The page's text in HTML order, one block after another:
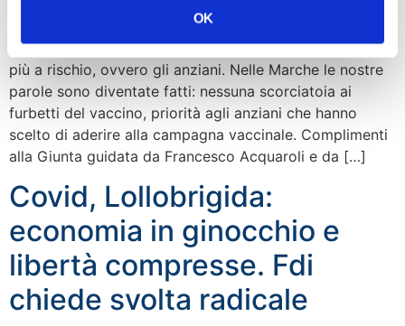
OK
«Sin dall’inizio della pandemia abbiamo detto che
bisognava intervenire per mettere in sicurezza le fasce
più a rischio, ovvero gli anziani. Nelle Marche le nostre
parole sono diventate fatti: nessuna scorciatoia ai
furbetti del vaccino, priorità agli anziani che hanno
scelto di aderire alla campagna vaccinale. Complimenti
alla Giunta guidata da Francesco Acquaroli e da […]
Covid, Lollobrigida:
economia in ginocchio e
libertà compresse. Fdi
chiede svolta radicale